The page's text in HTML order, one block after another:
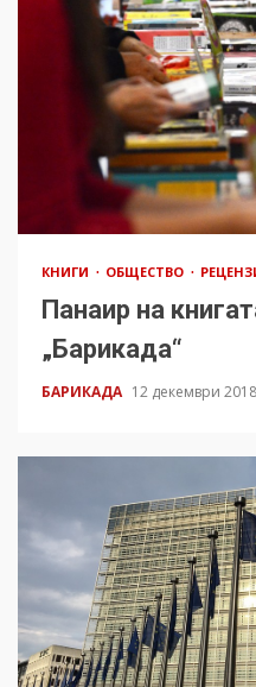
КНИГИ ОБЩЕСТВО
Панаир на
„Барикада“
БАРИКАДА 12 декември 2018